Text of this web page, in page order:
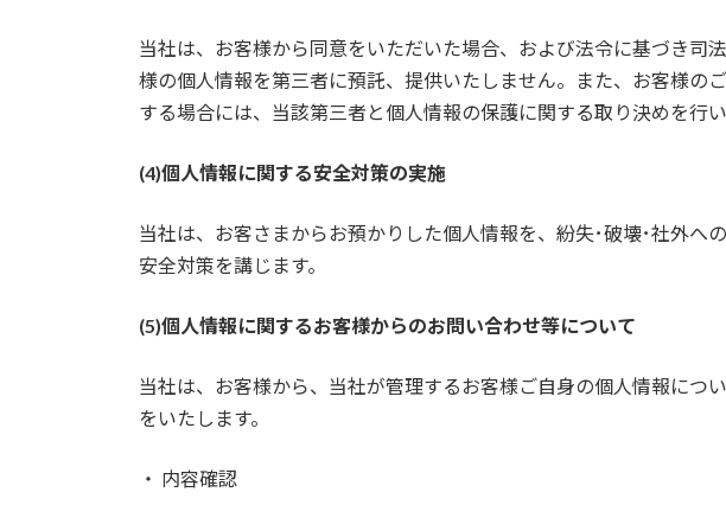
当社は、お客様から同意をいただいた場合、および法令に基づき司
様の個人情報を第三者に預託、提供いたしません。また、お客様の
する場合には、当該第三者と個人情報の保護に関する取り決めを行
(4)個人情報に関する安全対策の実施
当社は、お客さまからお預かりした個人情報を、紛失･破壊･社外へ
安全対策を講じます。
(5)個人情報に関するお客様からのお問い合わせ等について
当社は、お客様から、当社が管理するお客様ご自身の個人情報に
をいたします。
・ 内容確認